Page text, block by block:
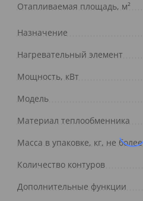
Отапливаемая площадь, м²
Назначение
Нагревательный элемент
Мощность, кВт
Модель
Материал теплообменника
Масса в упаковке, кг, не более
Количество контуров
Дополнительные функции